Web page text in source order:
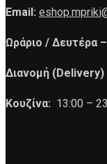
Email:
Ωράριο / Δευτέρα
Διανομή (Delivery)
Κουζίνα: 13:00 –